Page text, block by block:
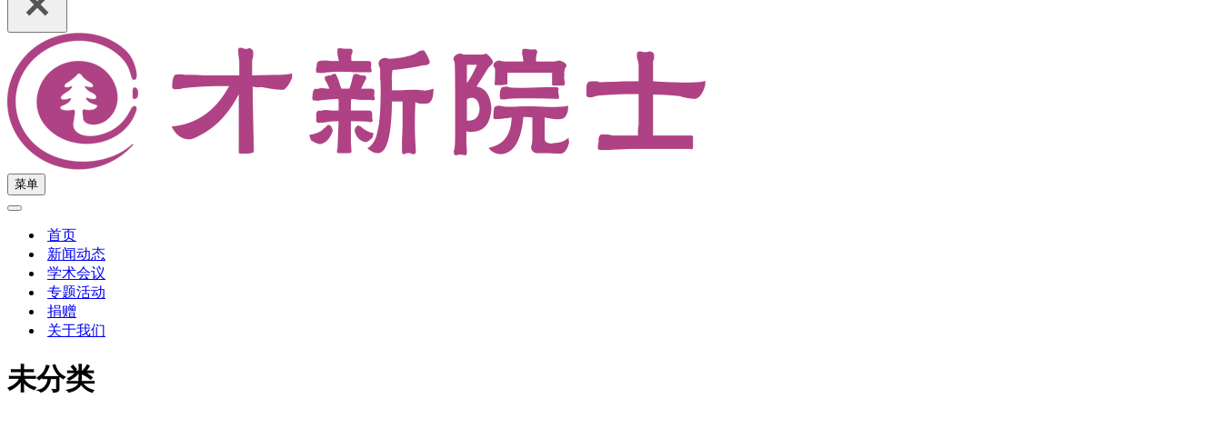
菜单
导
菜
导
首页
新闻动态
学术会议
专题活动
捐赠
关于我们
未分类